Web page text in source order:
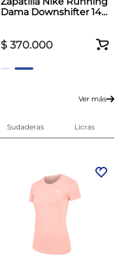
Dama Downshifter 14
$ 370.000
Ver más
Sudaderas Licras